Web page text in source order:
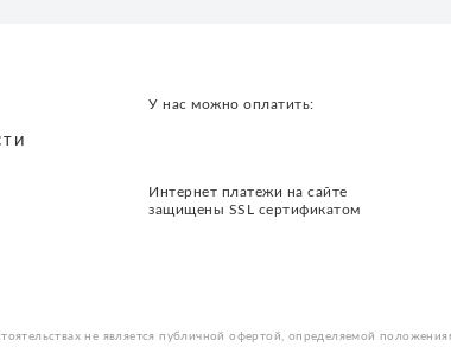
У нас можно оплатить:
Интернет платежи на сайте
защищены SSL сертификатом
не является публичной офертой, определяемой